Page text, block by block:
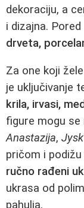
dekoraciju, a
i dizajna.
drveta,
Za one koji
je uključivanje
krila, irvasi,
figure mogu
Anastazija, Jysk
pričom i
ručno rađeni
ukrasa od
pahulja.